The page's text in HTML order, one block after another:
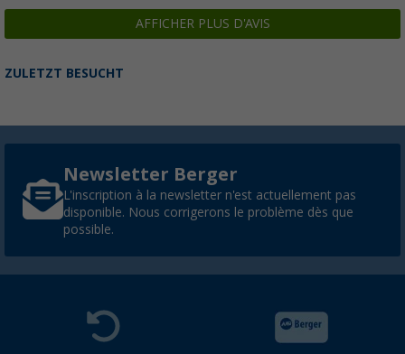
AFFICHER PLUS D'AVIS
ZULETZT BESUCHT
Newsletter Berger
L'inscription à la newsletter n'est actuellement pas
disponible. Nous corrigerons le problème dès que
possible.